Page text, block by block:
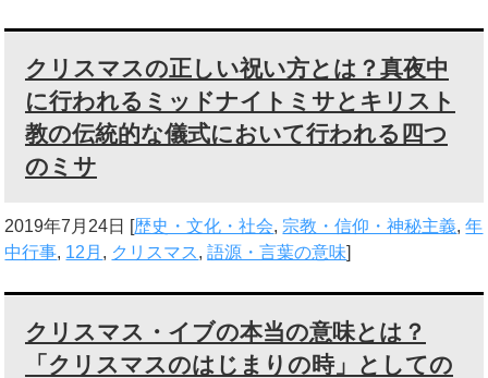
クリスマスの正しい祝い方とは？真夜中
に行われるミッドナイトミサとキリスト
教の伝統的な儀式において行われる四つ
のミサ
2019年7月24日 [歴史・文化・社会, 宗教・信仰・神秘主義,年
中行事, 12月 , クリスマス,語源・言葉の意味]
クリスマス・イブの本当の意味とは？
「クリスマスのはじまりの時」としての